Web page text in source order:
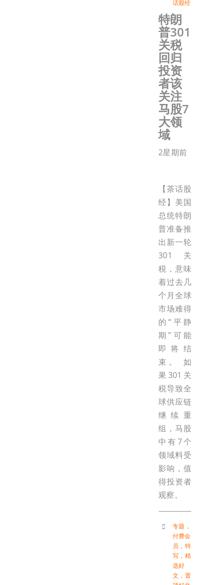
话股经
特朗
普301
关税
回归
投资
者该
关注
马股7
大领
域
2星期前
【茶话股
经】美国
总统特朗
普准备推
出新一轮
301关
税，意味
着过去几
个月全球
市场难得
的“平静
期”可能
即将结
束。 如
果301关
税导致全
球供应链
继续重
组，马股
中有7个
领域料受
影响，值
得投资者
观察。
专题 ，
付费会
员 ， 特
写 ， 精
选好
文 ， 置